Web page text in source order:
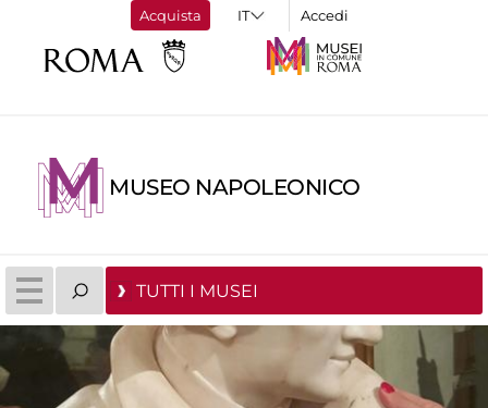
Acquista Accedi
MUSEO NAPOLEONICO
TUTTI I MUSEI